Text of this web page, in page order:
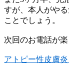
すが、本人がや
ことでしょう。
次回のお電話が楽
アトピー性皮膚